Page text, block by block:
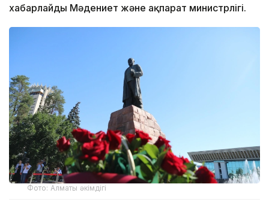
хабарлайды Мәдениет және ақпарат министрлігі.
Фото: Алматы әкімдігі